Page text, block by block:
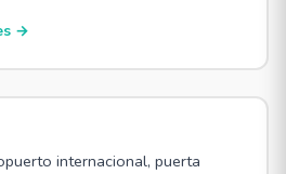
→
internacional, puerta